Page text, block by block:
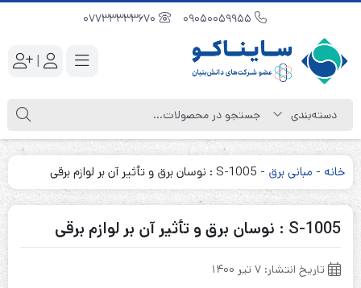
|
خانه - مبانی برق - S-1005 : نوسان برق و تأثیر آن بر لوازم برقی
S-1005 : نوسان برق و تأثیر آن بر لوازم برقی
تاریخ انتشار: ۷ تیر ۱۴۰۰